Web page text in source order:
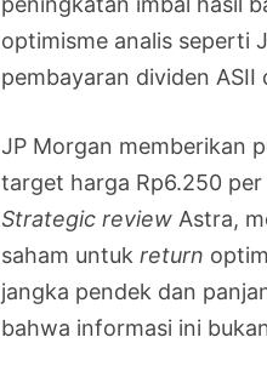
optimisme analis seperti
pembayaran dividen ASII
JP Morgan memberikan
target harga Rp6.250
Strategic review Astra,
saham untuk return
jangka pendek dan
bahwa informasi ini